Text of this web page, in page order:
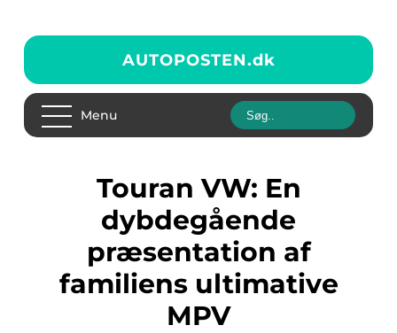
AUTOPOSTEN.dk
Menu
Touran VW: En
dybdegående
præsentation af
familiens ultimative
MPV